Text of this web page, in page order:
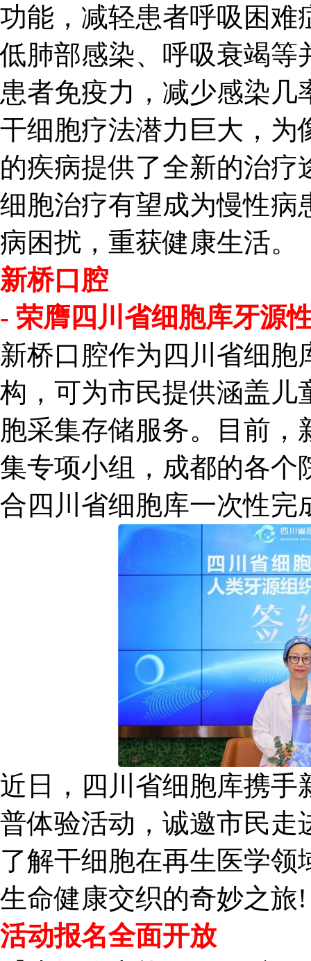
功能，减轻患者呼吸困难
低肺部感染、呼吸衰竭等
患者免疫力，减少感染
干细胞疗法潜力巨大，为
的疾病提供了全新的治
细胞治疗有望成为慢性病
病困扰，重获健康生活。
新桥口腔
- 荣膺四川省细胞库牙源
新桥口腔作为四川省细
构，可为市民提供涵盖儿
胞采集存储服务。目前
集专项小组，成都的各个
合四川省细胞库一次性完
近日，四川省细胞库携手
普体验活动，诚邀市民走
了解干细胞在再生医学
生命健康交织的奇妙之旅!
活动报名全面开放